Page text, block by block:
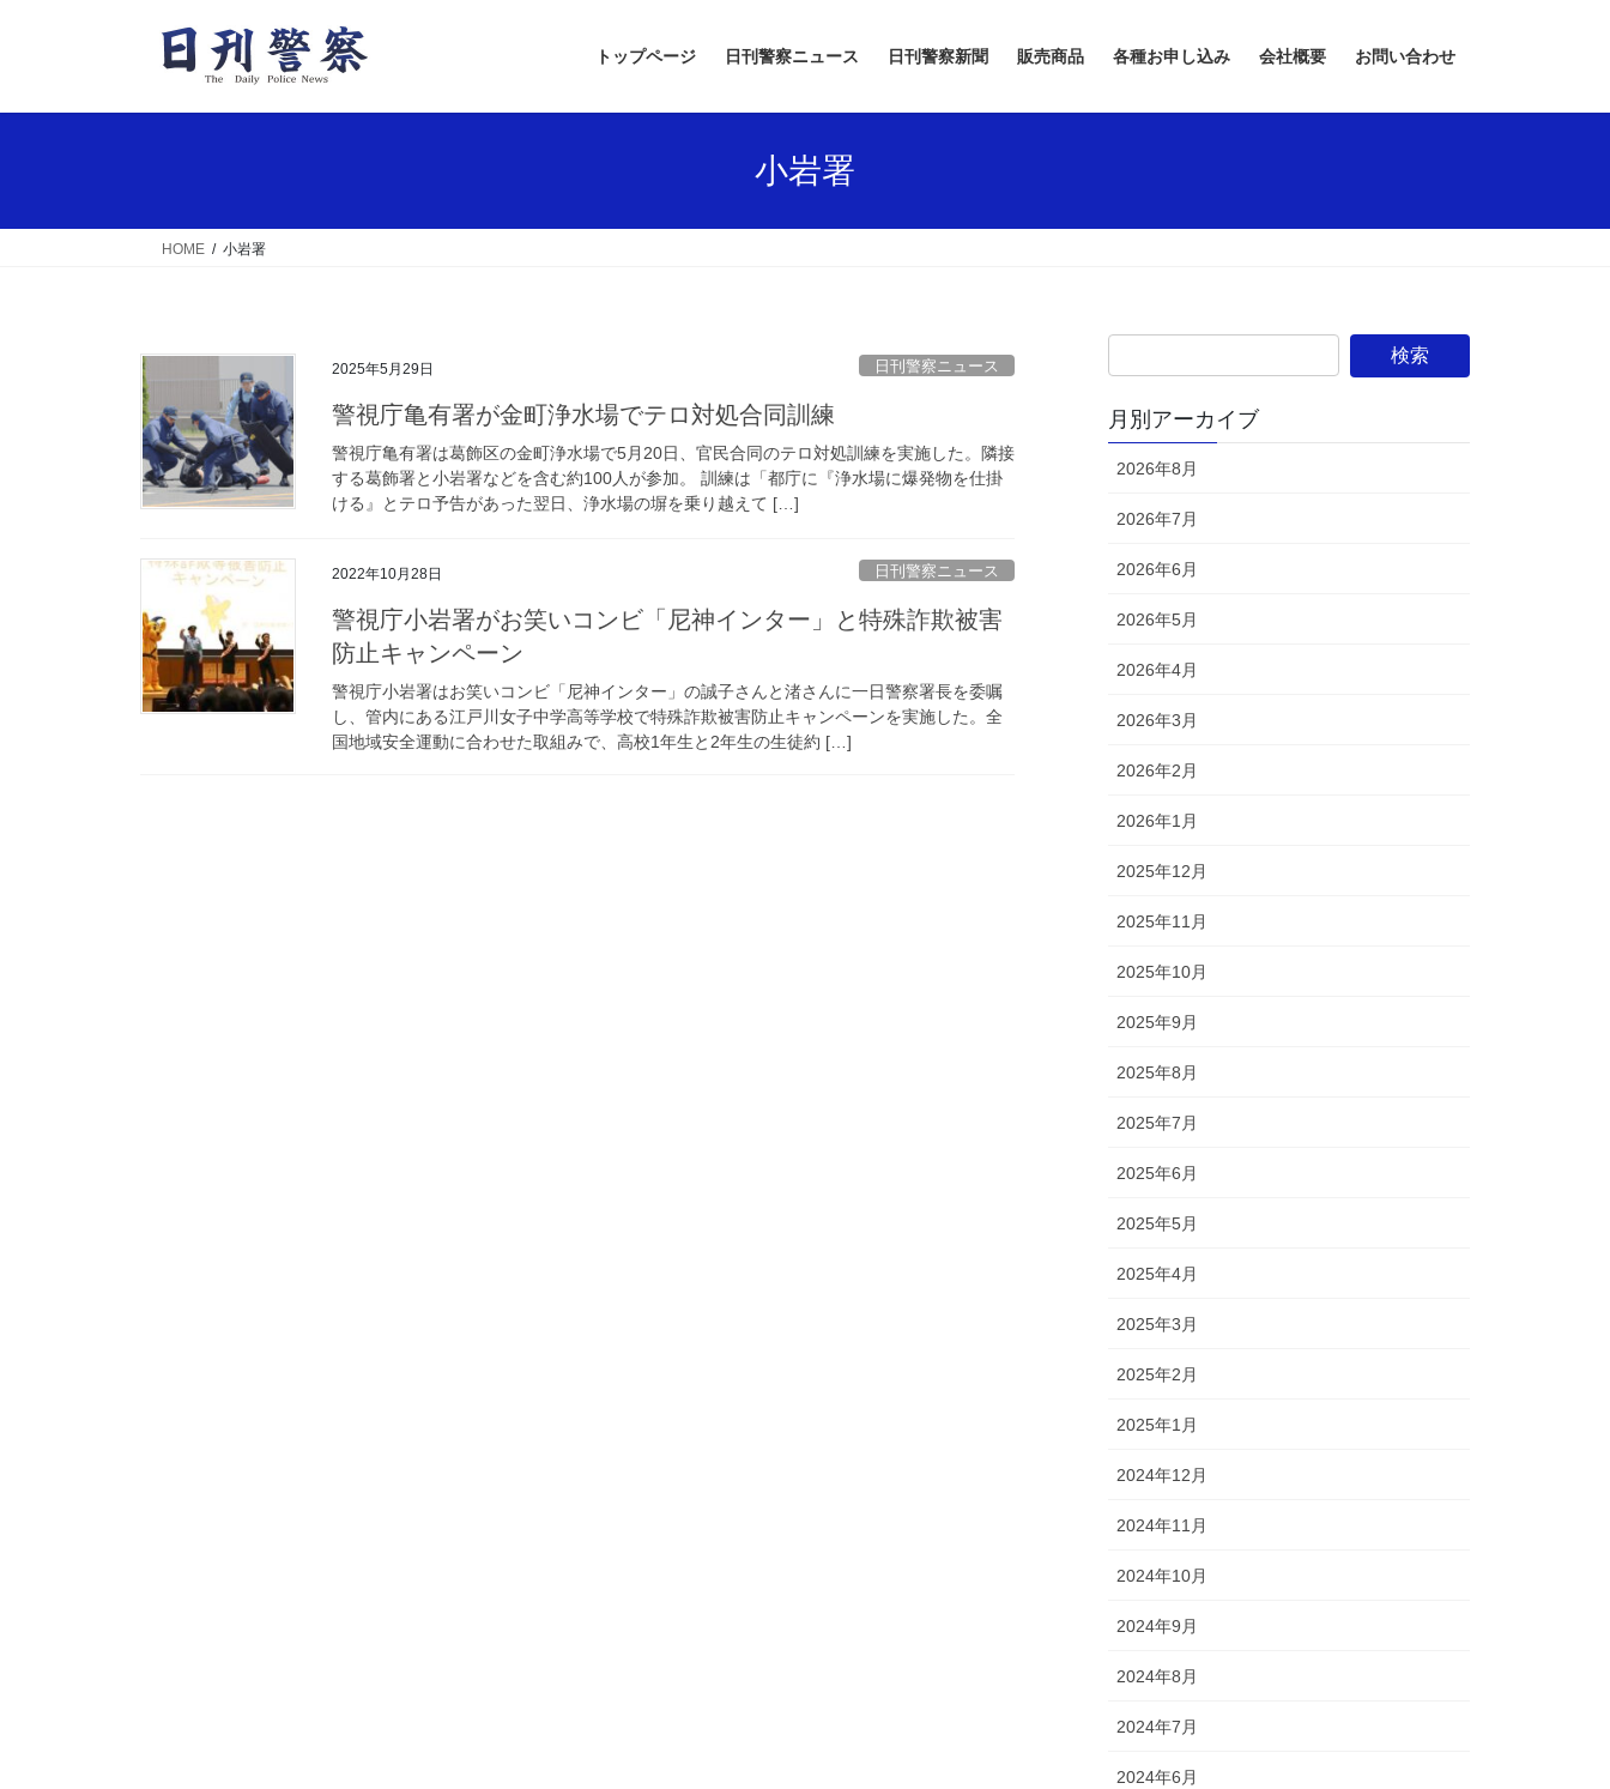
トップページ 日刊警察ニュース 日刊警察新聞 販売商品 各種お申し込み 会社概要 お問い合わせ
小岩署
HOME 小岩署
2025年5月29日 日刊警察ニュース
警視庁亀有署が金町浄水場でテロ対処合同訓練
警視庁亀有署は葛飾区の金町浄水場で5月20日、官民合同のテロ対処訓練を実施した。隣接
する葛飾署と小岩署などを含む約100人が参加。 訓練は「都庁に『浄水場に爆発物を仕掛
ける』とテロ予告があった翌日、浄水場の塀を乗り越えて […]
2022年10月28日 日刊警察ニュース
警視庁小岩署がお笑いコンビ「尼神インター」と特殊詐欺被害
防止キャンペーン
警視庁小岩署はお笑いコンビ「尼神インター」の誠子さんと渚さんに一日警察署長を委嘱
し、管内にある江戸川女子中学高等学校で特殊詐欺被害防止キャンペーンを実施した。全
国地域安全運動に合わせた取組みで、高校1年生と2年生の生徒約 […]
月別アーカイブ
2026年8月
2026年7月
2026年6月
2026年5月
2026年4月
2026年3月
2026年2月
2026年1月
2025年12月
2025年11月
2025年10月
2025年9月
2025年8月
2025年7月
2025年6月
2025年5月
2025年4月
2025年3月
2025年2月
2025年1月
2024年12月
2024年11月
2024年10月
2024年9月
2024年8月
2024年7月
2024年6月